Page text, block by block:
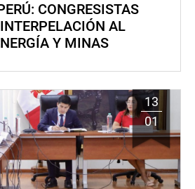
CONGRESISTAS
AL
Y MINAS
13
01